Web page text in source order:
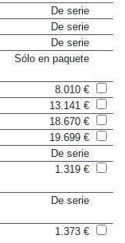
De serie
De serie
De serie
8.010 €
13.141 €
18.670 €
19.699 €
De serie